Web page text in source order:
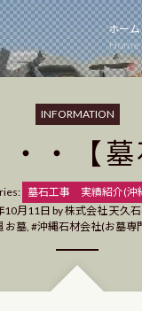
ホーム
Home
INFORMATION
・【
Categories
墓石工事
実績紹介(沖
10月11日 by株式会社 天久
お墓, 沖縄石材会社(お墓専